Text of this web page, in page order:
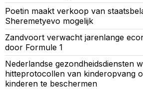
Poetin maakt verkoop van
Sheremetyevo mogelijk
Zandvoort verwacht jarenlange
door Formule 1
Nederlandse gezondheidsdiensten
hitteprotocollen van kinderopvang
kinderen te beschermen